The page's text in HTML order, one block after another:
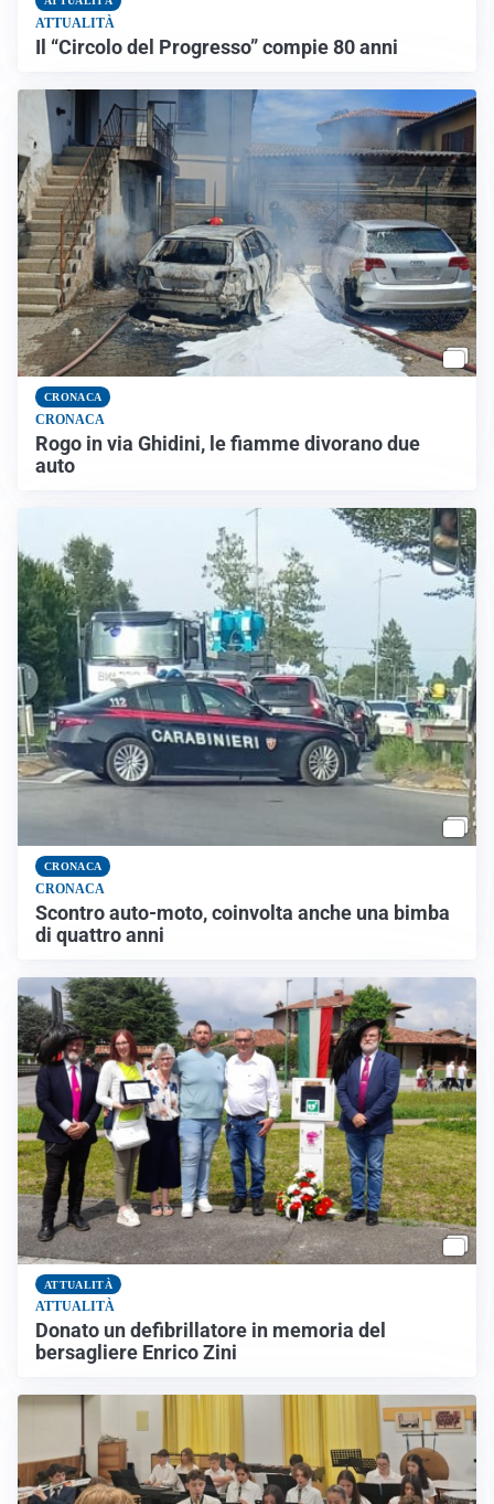
ATTUALITÀ
Il “Circolo del Progresso” compie 80 anni
CRONACA
CRONACA
Rogo in via Ghidini, le fiamme divorano due
auto
CRONACA
CRONACA
Scontro auto-moto, coinvolta anche una bimba
di quattro anni
ATTUALITÀ
ATTUALITÀ
Donato un defibrillatore in memoria del
bersagliere Enrico Zini